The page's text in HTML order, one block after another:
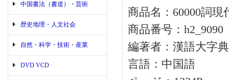
中国書法（書道）・芸術
歴史地理・人文社会
自然・科学・技術・産業
DVD VCD
商品名：60000詞
商品番号：h2_9090
編著者：漢語大字
言語：中国語